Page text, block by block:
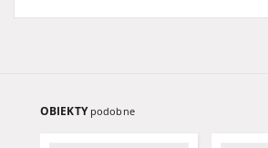
OBIEKTY podobne